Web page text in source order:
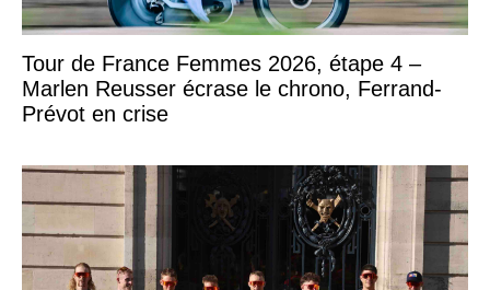
Tour de France Femmes 2026, étape 4 –
Marlen Reusser écrase le chrono, Ferrand-
Prévot en crise